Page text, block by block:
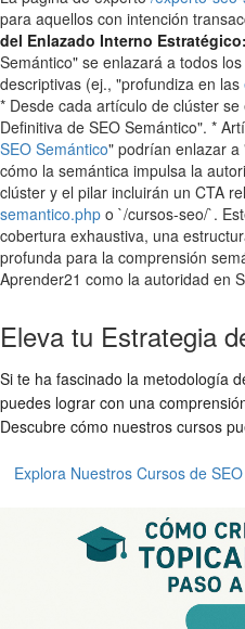
para aquellos con intención
del Enlazado Interno Estratégico:
Semántico" se enlazará a todos
descriptivas (ej., "profundiza en las
* Desde cada artículo de clúster
Definitiva de SEO Semántico". *
SEO Semántico" podrían enlazar a
cómo la semántica impulsa la
clúster y el pilar incluirán un CTA
semantico.php o `/cursos-seo/`.
cobertura exhaustiva, una
profunda para la comprensión
Aprender21 como la autoridad en
Eleva tu Estrategia
Si te ha fascinado la metodología
puedes lograr con una
Descubre cómo nuestros cursos
Explora Nuestros Cursos de SEO